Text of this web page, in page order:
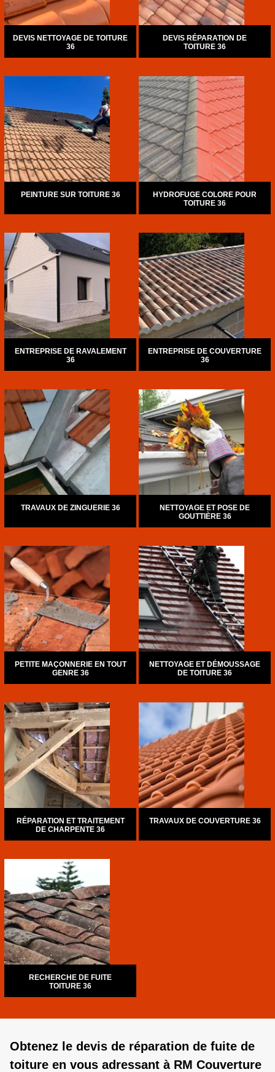
DEVIS NETTOYAGE DE TOITURE
36
DEVIS RÉPARATION DE
TOITURE 36
PEINTURE SUR TOITURE 36
HYDROFUGE COLORE POUR
TOITURE 36
ENTREPRISE DE RAVALEMENT
36
ENTREPRISE DE COUVERTURE
36
TRAVAUX DE ZINGUERIE 36
NETTOYAGE ET POSE DE
GOUTTIÈRE 36
PETITE MAÇONNERIE EN TOUT
GENRE 36
NETTOYAGE ET DÉMOUSSAGE
DE TOITURE 36
RÉPARATION ET TRAITEMENT
DE CHARPENTE 36
TRAVAUX DE COUVERTURE 36
RECHERCHE DE FUITE
TOITURE 36
Obtenez le devis de réparation de fuite de
toiture en vous adressant à RM Couverture